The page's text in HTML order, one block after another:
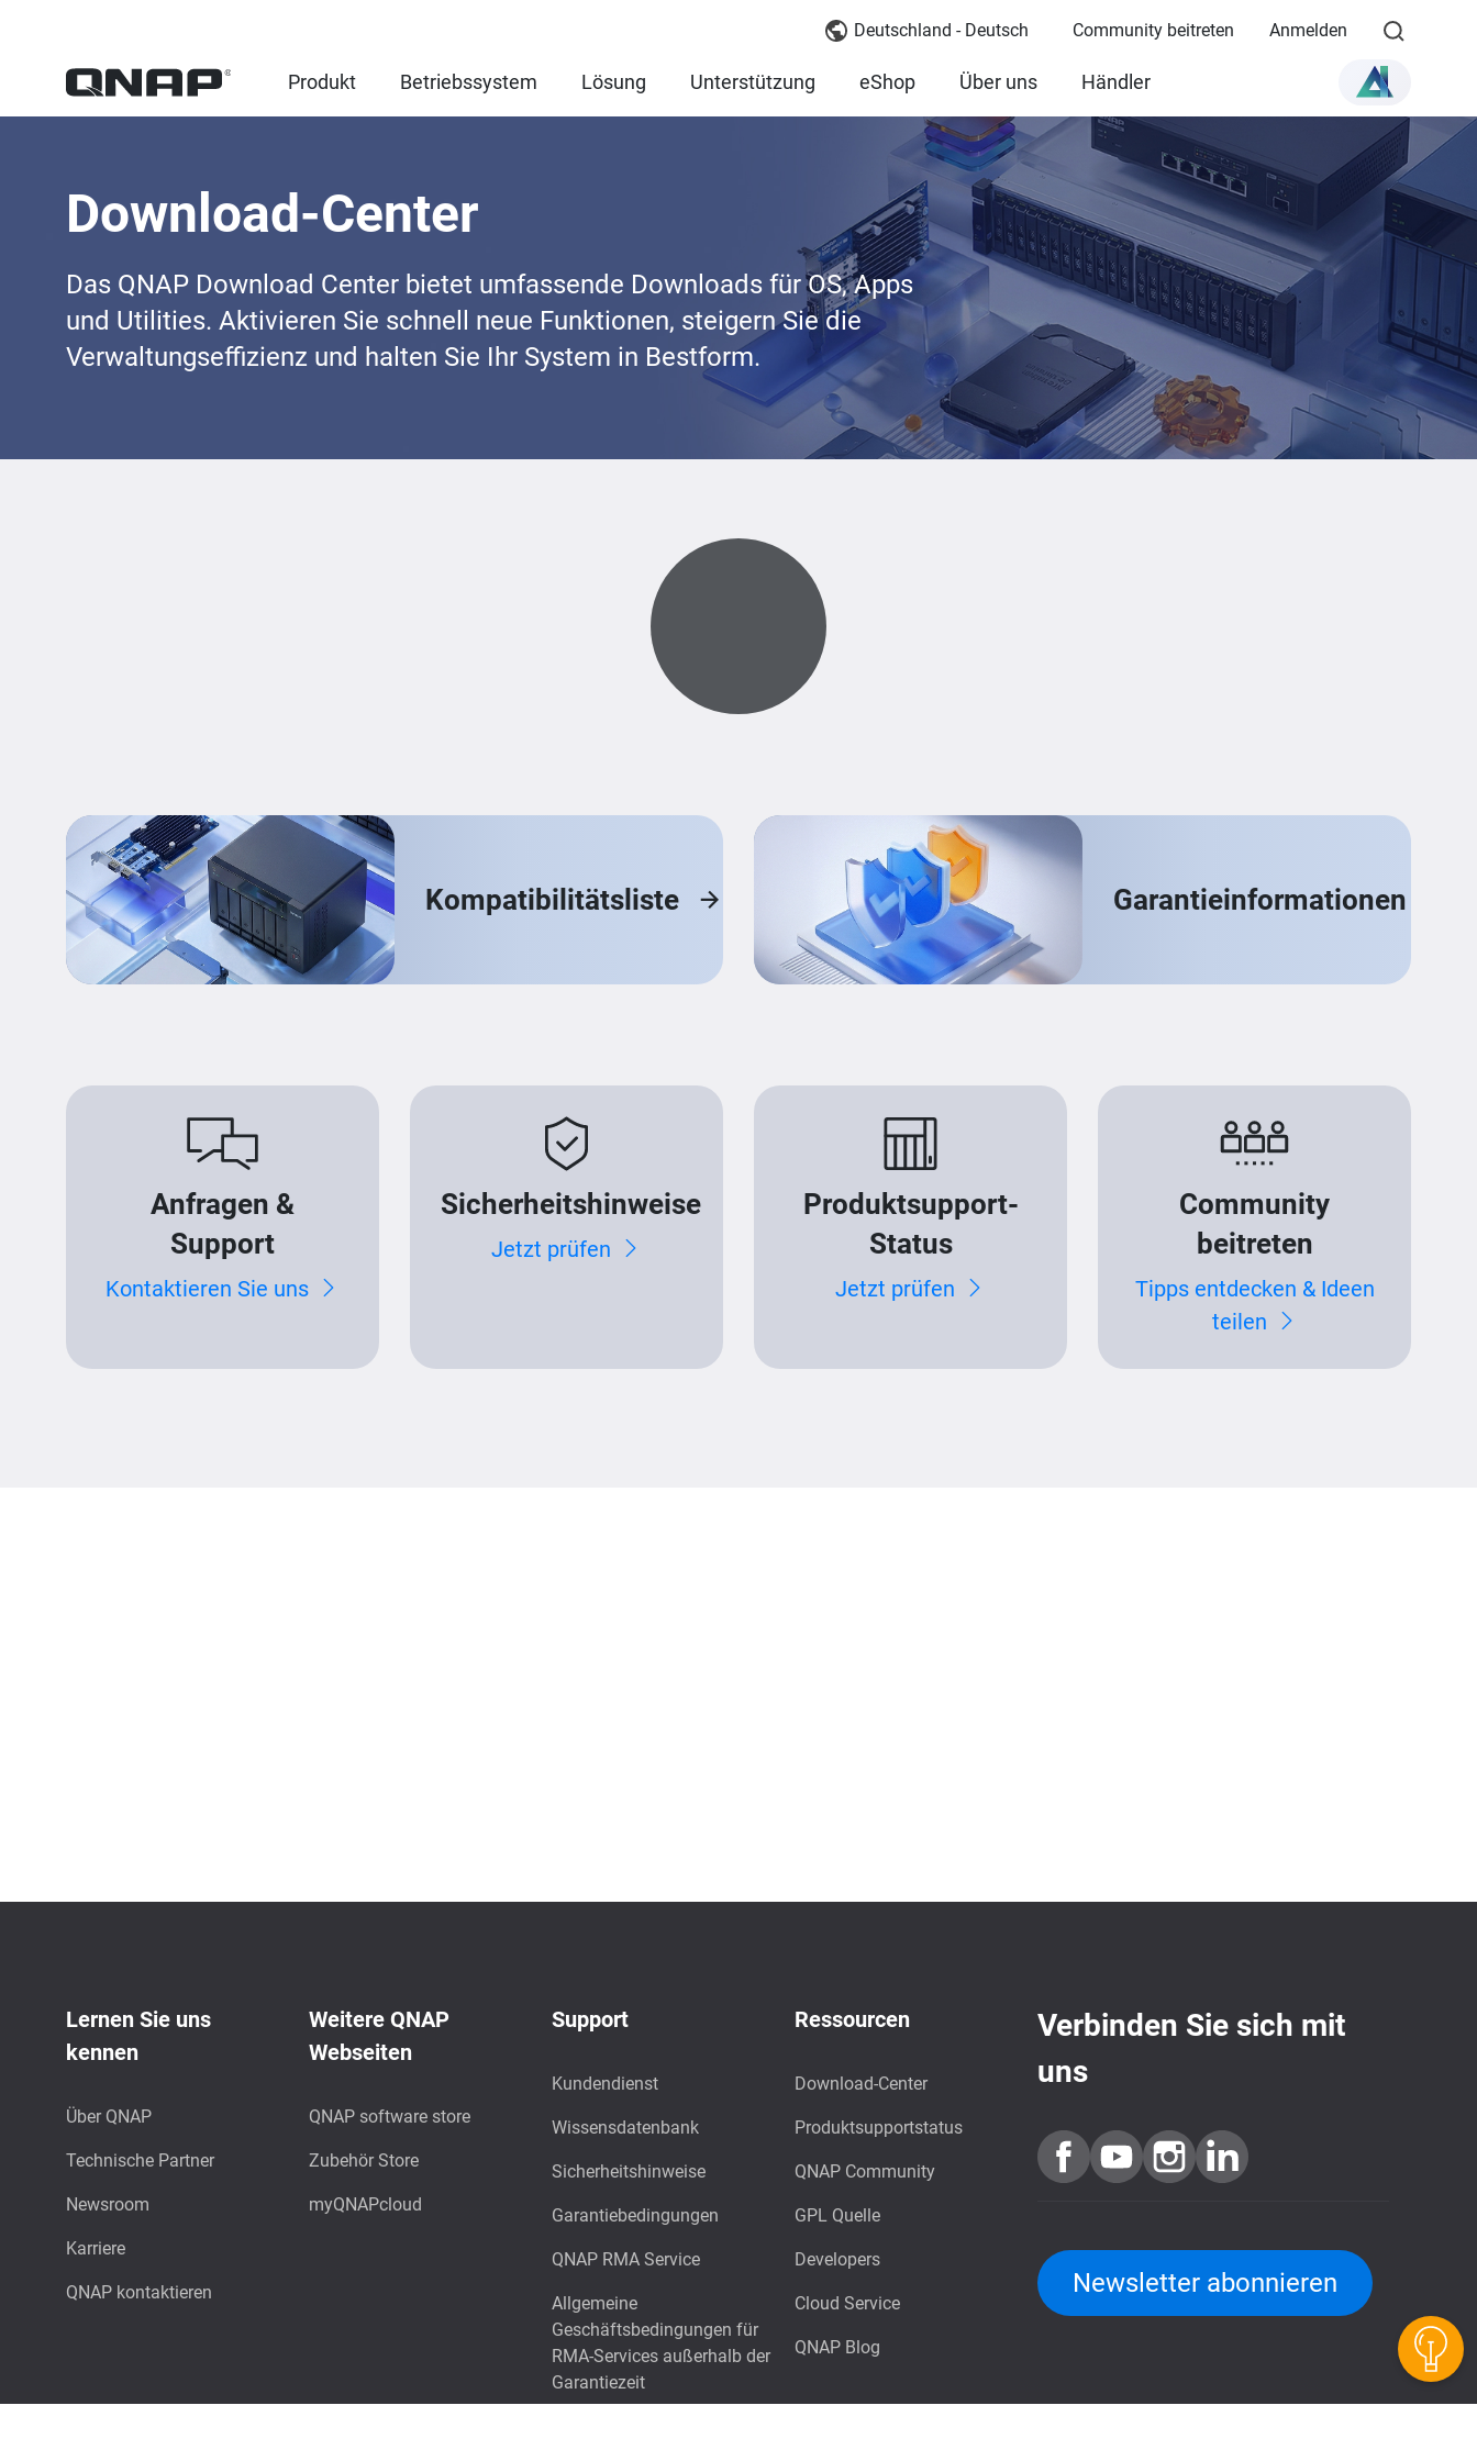
Deutschland - Deutsch Community beitreten Anmelden
Produkt Betriebssystem Lösung Unterstützung eShop Über uns Händler
Download-Center
Das QNAP Download Center bietet umfassende Downloads für OS, Apps
und Utilities. Aktivieren Sie schnell neue Funktionen, steigern Sie die
Verwaltungseffizienz und halten Sie Ihr System in Bestform.
Loading...
Kompatibilitätsliste Garantieinformationen
Anfragen &
Support
Kontaktieren Sie uns
Sicherheitshinweise
Jetzt prüfen
Produktsupport-
Status
Jetzt prüfen
Community
beitreten
Tipps entdecken & Ideen
teilen
Lernen Sie uns
kennen
Über QNAP
Technische Partner
Newsroom
Karriere
QNAP kontaktieren
Weitere QNAP
Webseiten
QNAP software store
Zubehör Store
myQNAPcloud
Support
Kundendienst
Wissensdatenbank
Sicherheitshinweise
Garantiebedingungen
QNAP RMA Service
Allgemeine
Geschäftsbedingungen für
RMA-Services außerhalb der
Garantiezeit
Ressourcen
Download-Center
Produktsupportstatus
QNAP Community
GPL Quelle
Developers
Cloud Service
QNAP Blog
Verbinden Sie sich mit
uns
Newsletter abonnierenQuTScloud Demo-Seite
QNAP RAID Rechner